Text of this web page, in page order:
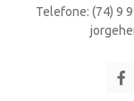
Telefone: (74) 9